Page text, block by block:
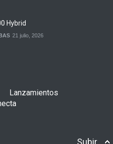
Hybrid
21 julio, 2026
Lanzamientos
Subir